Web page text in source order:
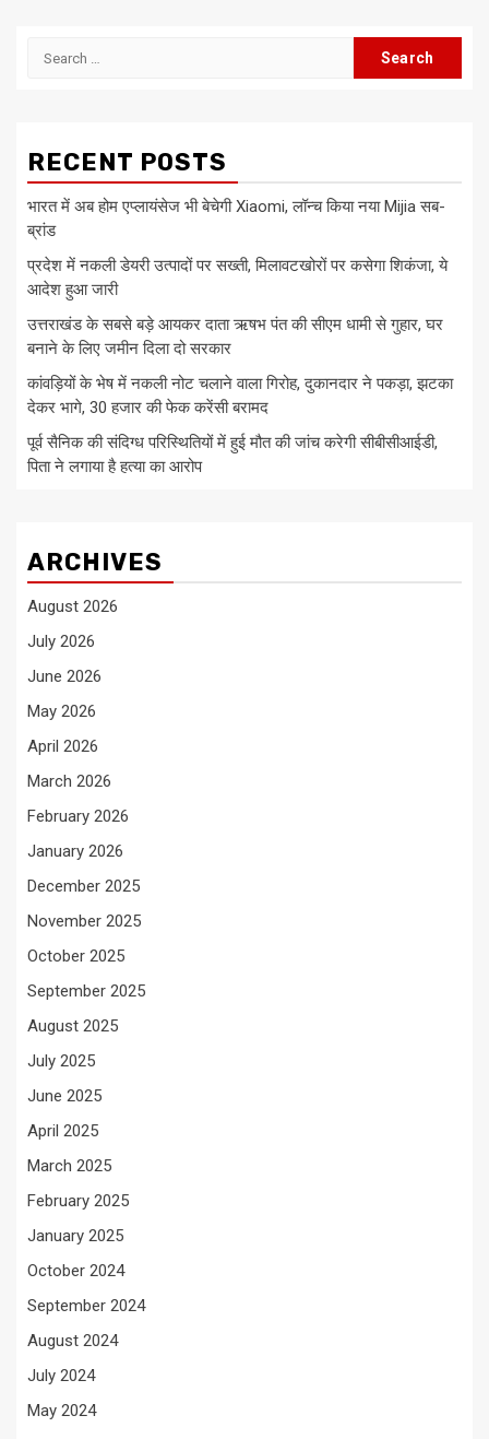
Search
RECENT POSTS
भारत में अब होम एप्लायंसेज भी बेचेगी Xiaomi, लॉन्च किया नया Mijia सब-
ब्रांड
प्रदेश में नकली डेयरी उत्पादों पर सख्ती, मिलावटखोरों पर कसेगा शिकंजा, ये
आदेश हुआ जारी
उत्तराखंड के सबसे बड़े आयकर दाता ऋषभ पंत की सीएम धामी से गुहार, घर
बनाने के लिए जमीन दिला दो सरकार
कांवड़ियों के भेष में नकली नोट चलाने वाला गिरोह, दुकानदार ने पकड़ा, झटका
देकर भागे, 30 हजार की फेक करेंसी बरामद
पूर्व सैनिक की संदिग्ध परिस्थितियों में हुई मौत की जांच करेगी सीबीसीआईडी,
पिता ने लगाया है हत्या का आरोप
ARCHIVES
August 2026
July 2026
June 2026
May 2026
April 2026
March 2026
February 2026
January 2026
December 2025
November 2025
October 2025
September 2025
August 2025
July 2025
June 2025
April 2025
March 2025
February 2025
January 2025
October 2024
September 2024
August 2024
July 2024
May 2024